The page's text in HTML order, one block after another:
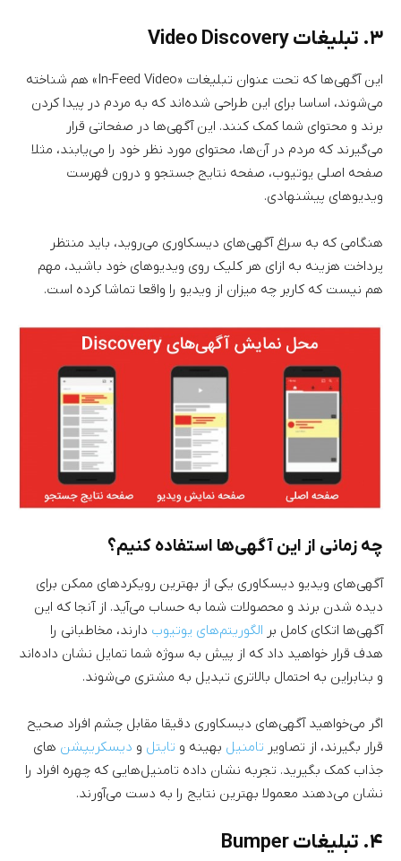
۳. تبلیغات Video Discovery
این آگهی‌ها که تحت عنوان تبلیغات «In-Feed Video» هم شناخته
می‌شوند، اساسا برای این طراحی شده‌اند که به مردم در پیدا کردن
برند و محتوای شما کمک کنند. این آگهی‌ها در صفحاتی قرار
می‌گیرند که مردم در آن‌ها، محتوای مورد نظر خود را می‌یابند، مثلا
صفحه اصلی یوتیوب، صفحه نتایج جستجو و درون فهرست
ویدیوهای پیشنهادی.
هنگامی که به سراغ آگهی‌های دیسکاوری می‌روید، باید منتظر
پرداخت هزینه به ازای هر کلیک روی ویدیوهای خود باشید، مهم
هم نیست که کاربر چه میزان از ویدیو را واقعا تماشا کرده است.
چه زمانی از این آگهی‌ها استفاده کنیم؟
آگهی‌های ویدیو دیسکاوری یکی از بهترین رویکردهای ممکن برای
دیده شدن برند و محصولات شما به حساب می‌آید. از آنجا که این
آگهی‌ها اتکای کامل بر الگوریتم‌های یوتیوب دارند، مخاطبانی را
هدف قرار خواهید داد که از پیش به سوژه شما تمایل نشان داده‌اند
و بنابراین به احتمال بالاتری تبدیل به مشتری می‌شوند.
اگر می‌خواهید آگهی‌های دیسکاوری دقیقا مقابل چشم افراد صحیح
قرار بگیرند، از تصاویر تامنیل بهینه و تایتل و دیسکریپشن های
جذاب کمک بگیرید. تجربه نشان داده تامنیل‌هایی که چهره افراد را
نشان می‌دهند معمولا بهترین نتایج را به دست می‌آورند.
۴. تبلیغات Bumper